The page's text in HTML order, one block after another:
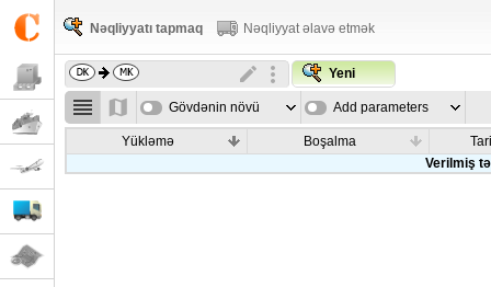
Nəqliyyatı tapmaq Nəqliyyat əlavə etmək
Yeni
Gövdənin növü Add parameters
Yükləmə Boşalma
Verilmiş